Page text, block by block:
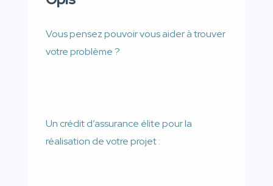
Vous pensez pouvoir vous aider à trouver
votre problème ?
Un crédit d’assurance élite pour la
réalisation de votre projet :